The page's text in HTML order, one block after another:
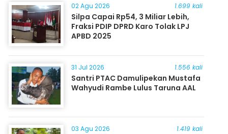
02 Agu 2026 1.699 kali
Silpa Capai Rp54, 3 Miliar Lebih,
Fraksi PDIP DPRD Karo Tolak LPJ
APBD 2025
31 Jul 2026 1.556 kali
Santri PTAC Damulipekan Mustafa
Wahyudi Rambe Lulus Taruna AAL
03 Agu 2026 1.419 kali